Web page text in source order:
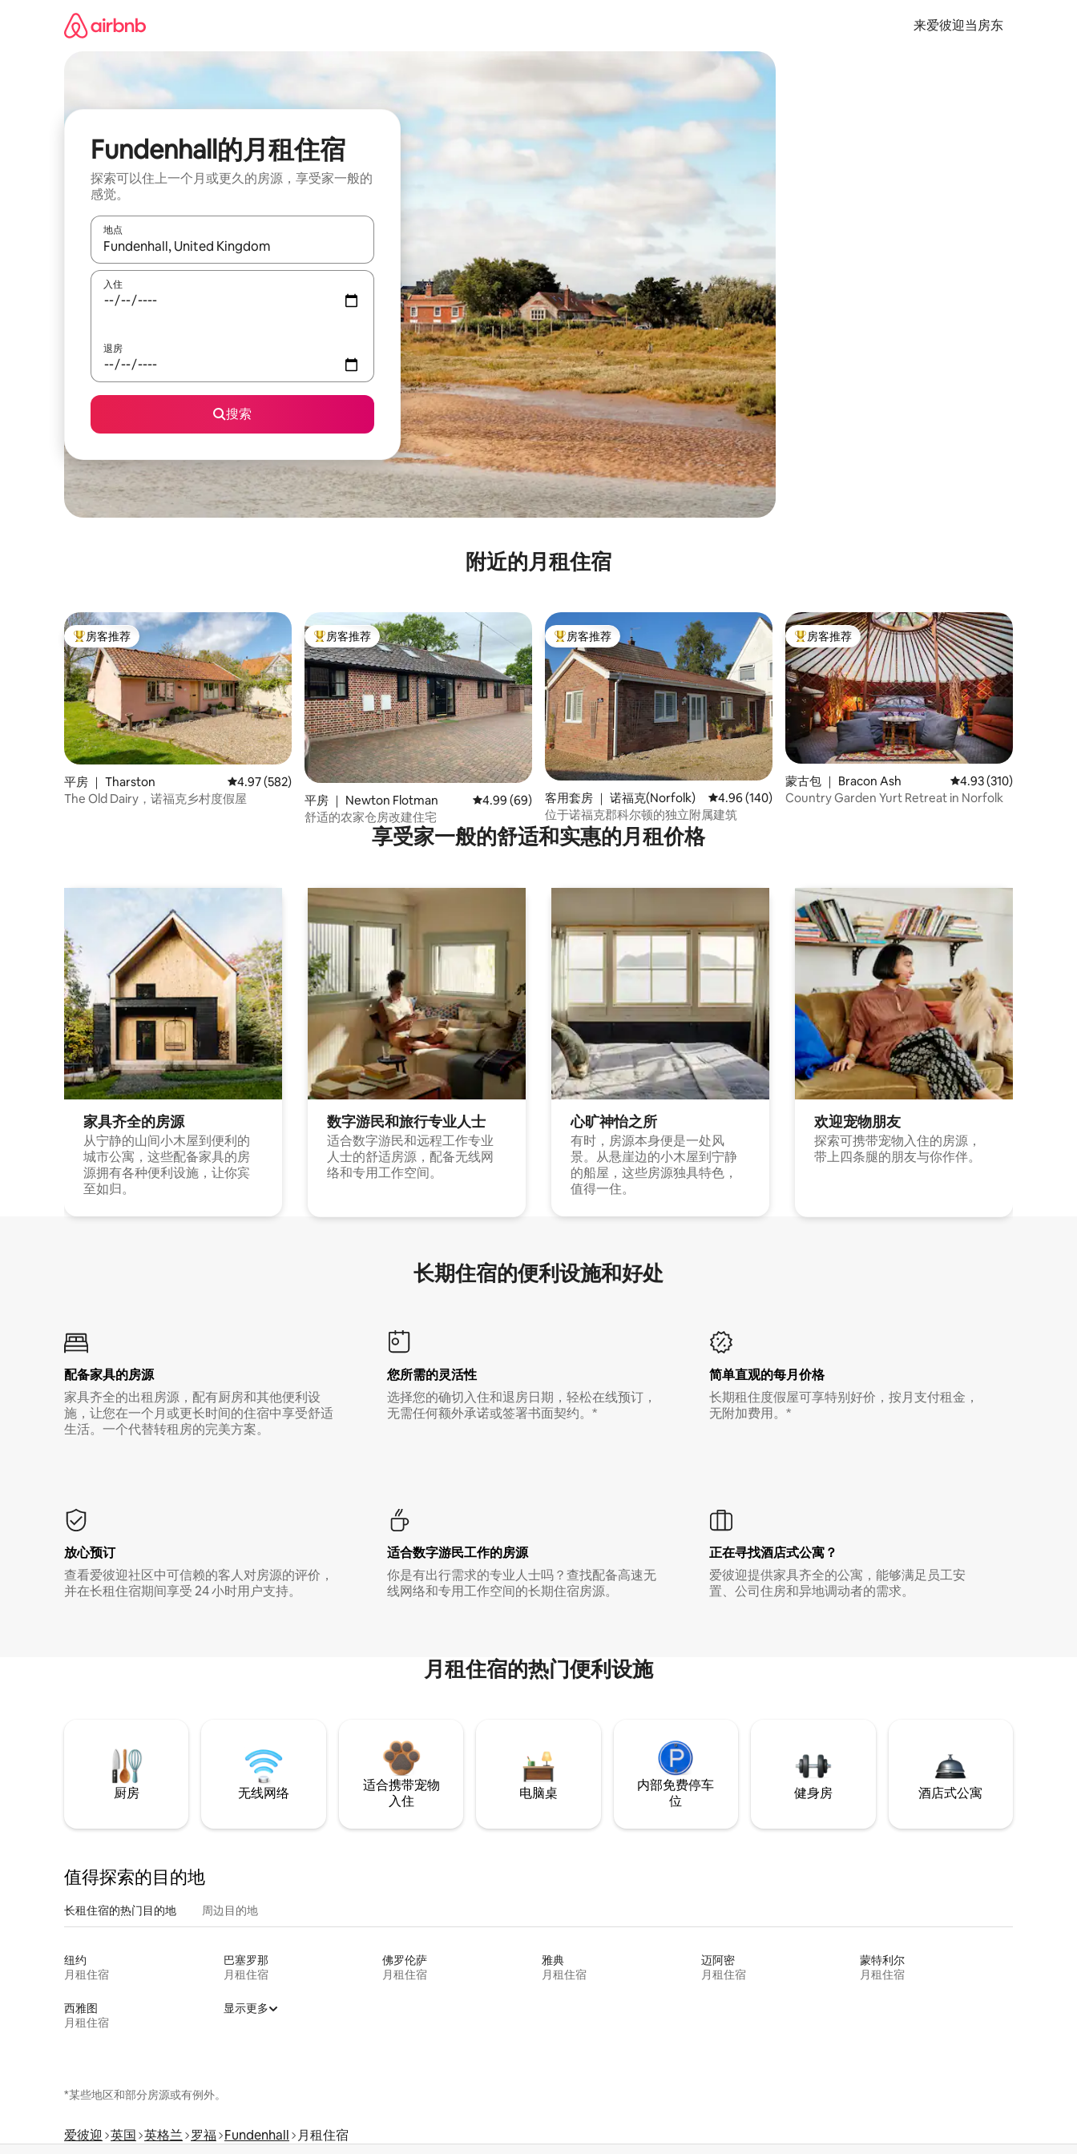
来爱彼迎当房东
Fundenhall的月租住宿
探索可以住上一个月或更久的房源，享受家一般的
感觉。
地点
如有搜索结果，请使用上下方向键查看，或通过点击或滑动手势浏览。
入住
退房
搜索
附近的月租住宿
热门「房客推荐」
房客推荐
平房 ｜ Tharston 平均评分 4.97 分（满分 5 分），共 582 条评价
4.97 (582)
The Old Dairy，诺福克乡村度假屋
热门「房客推荐」
房客推荐
平房 ｜ Newton Flotman 平均评分 4.99 分（满分 5 分），共 69 条评价
4.99 (69)
舒适的农家仓房改建住宅
热门「房客推荐」
房客推荐
客用套房 ｜ 诺福克(Norfolk) 平均评分 4.96 分（满分 5 分），共 140 条评价
4.96 (140)
位于诺福克郡科尔顿的独立附属建筑
热门「房客推荐」
房客推荐
蒙古包 ｜ Bracon Ash 平均评分 4.93 分（满
4.93 (310)
Country Garden Yurt Retreat in Norfolk
享受家一般的舒适和实惠的月租价格
家具齐全的房源
从宁静的山间小木屋到便利的
城市公寓，这些配备家具的房
源拥有各种便利设施，让你宾
至如归。
数字游民和旅行专业人士
适合数字游民和远程工作专业
人士的舒适房源，配备无线网
络和专用工作空间。
心旷神怡之所
有时，房源本身便是一处风
景。从悬崖边的小木屋到宁静
的船屋，这些房源独具特色，
值得一住。
欢迎宠物朋友
探索可携带宠物入住的房源，
带上四条腿的朋友与你作伴。
长期住宿的便利设施和好处
配备家具的房源
家具齐全的出租房源，配有厨房和其他便利设
施，让您在一个月或更长时间的住宿中享受舒适
生活。一个代替转租房的完美方案。
您所需的灵活性
选择您的确切入住和退房日期，轻松在线预订，
无需任何额外承诺或签署书面契约。*
简单直观的每月价格
长期租住度假屋可享特别好价，按月支付租金，
无附加费用。*
放心预订
查看爱彼迎社区中可信赖的客人对房源的评价，
并在长租住宿期间享受 24 小时用户支持。
适合数字游民工作的房源
你是有出行需求的专业人士吗？查找配备高速无
线网络和专用工作空间的长期住宿房源。
正在寻找酒店式公寓？
爱彼迎提供家具齐全的公寓，能够满足员工安
置、公司住房和异地调动者的需求。
月租住宿的热门便利设施
厨房 无线网络
适合携带宠物
入住
电脑桌
内部免费停车
位
健身房 酒店式公寓
值得探索的目的地
长租住宿的热门目的地 周边目的地
纽约
月租住宿
巴塞罗那
月租住宿
佛罗伦萨
月租住宿
雅典
月租住宿
迈阿密
月租住宿
蒙特利尔
月租住宿
西雅图
月租住宿
显示更多
*某些地区和部分房源或有例外。
爱彼迎 英国 英格兰 罗福 Fundenhall 月租住宿